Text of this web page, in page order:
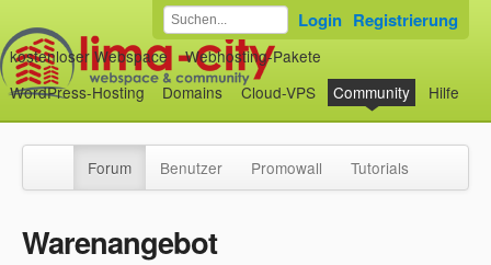
kostenloser Webspace
Webhosting-Pakete
WordPress-Hosting
Domains Cloud-VPS Community Hilfe
Login Registrierung
Forum Benutzer Promowall Tutorials
Warenangebot